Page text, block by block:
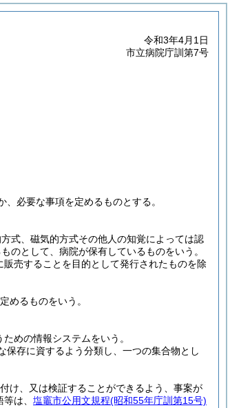
令和3年4月1日
市立病院庁訓第7号
必要な事項を定めるものとする。
式、磁気的方式その他人の知覚によっては認
のとして、病院が保有しているものをいう。
売することを目的として発行されたものを除
めるものをいう。
めの情報システムをいう。
存に資するよう分類し、一つの集合物とし
け、又は検証することができるよう、事案が
は、 塩竈市公用文規程(昭和55年庁訓第15号)